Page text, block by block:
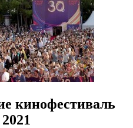
кинофестиваль